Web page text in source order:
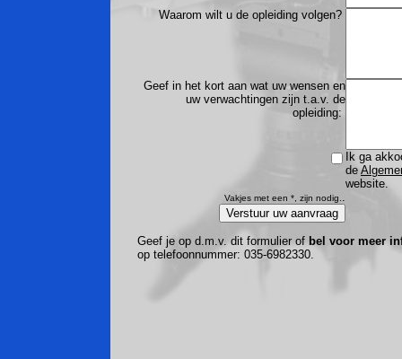
Waarom wilt u de opleiding volgen?
Geef in het kort aan wat uw wensen en
uw verwachtingen zijn t.a.v. de
opleiding:
Ik ga
de
website.
Vakjes met een *, zijn nodig. .
Geef je op d.m.v. dit formulier of bel voor meer
op telefoonnummer: 035-6982330.